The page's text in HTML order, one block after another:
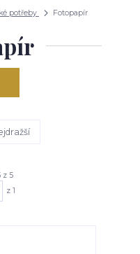
potřeby Fotopapír
z 5
z 1